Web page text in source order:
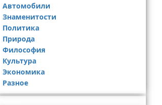
Автомобили
Знаменитости
Политика
Природа
Философия
Культура
Экономика
Разное